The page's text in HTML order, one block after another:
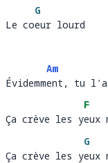
Le co
G
eu
Le coeur lourd
Évidemm
Am
ent, tu
Évidemment, tu
Ça crève les y
F
eu
Ça crève les yeux
Ça crève les y
G
eu
Ça crève les yeux